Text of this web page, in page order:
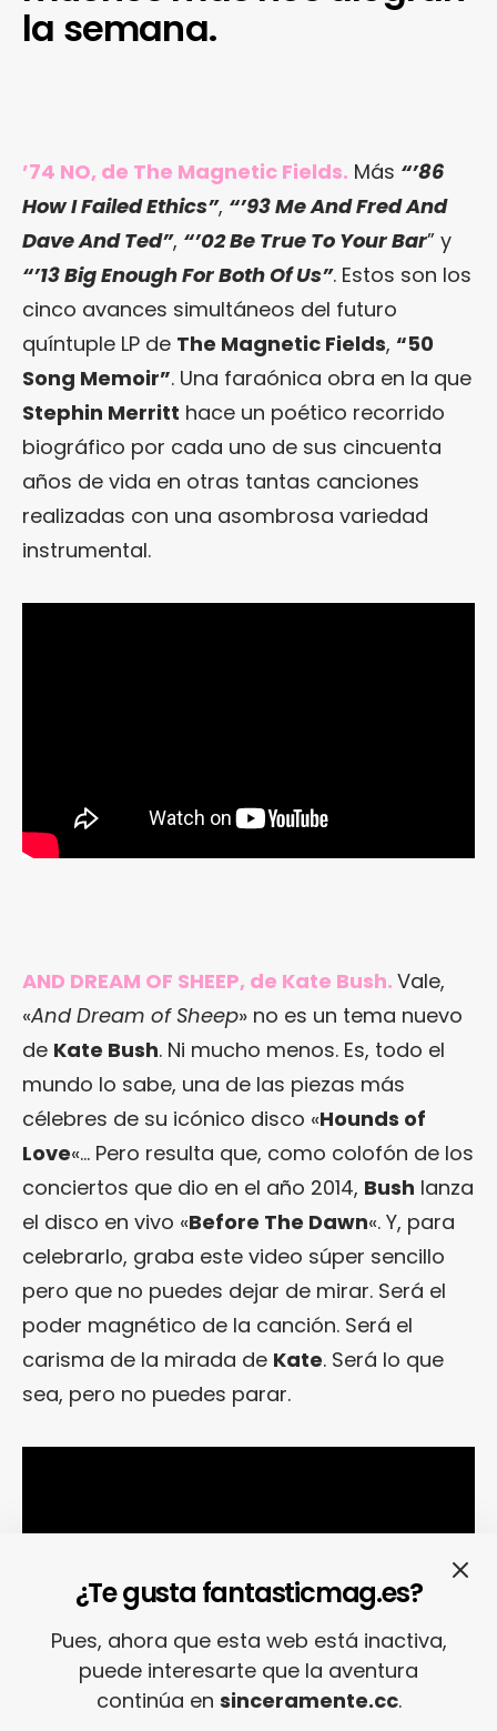
la semana.
’74 NO, de The Magnetic Fields. Más “’86
How I Failed Ethics”, “’93 Me And Fred And
Dave And Ted”, “’02 Be True To Your Bar” y
“’13 Big Enough For Both Of Us”. Estos son los
cinco avances simultáneos del futuro
quíntuple LP de The Magnetic Fields, “50
Song Memoir”. Una faraónica obra en la que
Stephin Merritt hace un poético recorrido
biográfico por cada uno de sus cincuenta
años de vida en otras tantas canciones
realizadas con una asombrosa variedad
instrumental.
AND DREAM OF SHEEP, de Kate Bush. Vale,
«And Dream of Sheep» no es un tema nuevo
de Kate Bush. Ni mucho menos. Es, todo el
mundo lo sabe, una de las piezas más
célebres de su icónico disco «Hounds of
Love«… Pero resulta que, como colofón de los
conciertos que dio en el año 2014, Bush lanza
el disco en vivo «Before The Dawn«. Y, para
celebrarlo, graba este video súper sencillo
pero que no puedes dejar de mirar. Será el
poder magnético de la canción. Será el
carisma de la mirada de Kate. Será lo que
sea, pero no puedes parar.
¿Te gusta fantasticmag.es?
Pues, ahora que esta web está inactiva,
puede interesarte que la aventura
continúa en sinceramente.cc.